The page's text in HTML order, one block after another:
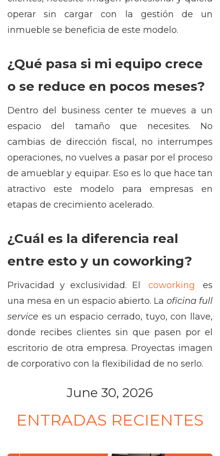
operar sin cargar con la gestión de un
inmueble se beneficia de este modelo.
¿Qué pasa si mi equipo crece
o se reduce en pocos meses?
Dentro del business center te mueves a un
espacio del tamaño que necesites. No
cambias de dirección fiscal, no interrumpes
operaciones, no vuelves a pasar por el proceso
de amueblar y equipar. Eso es lo que hace tan
atractivo este modelo para empresas en
etapas de crecimiento acelerado.
¿Cuál es la diferencia real
entre esto y un coworking?
Privacidad y exclusividad. El coworking
es
una mesa en un espacio abierto. La oficina full
service es un espacio cerrado, tuyo, con llave,
donde recibes clientes sin que pasen por el
escritorio de otra empresa. Proyectas imagen
de corporativo con la flexibilidad de no serlo.
June 30, 2026
ENTRADAS RECIENTES